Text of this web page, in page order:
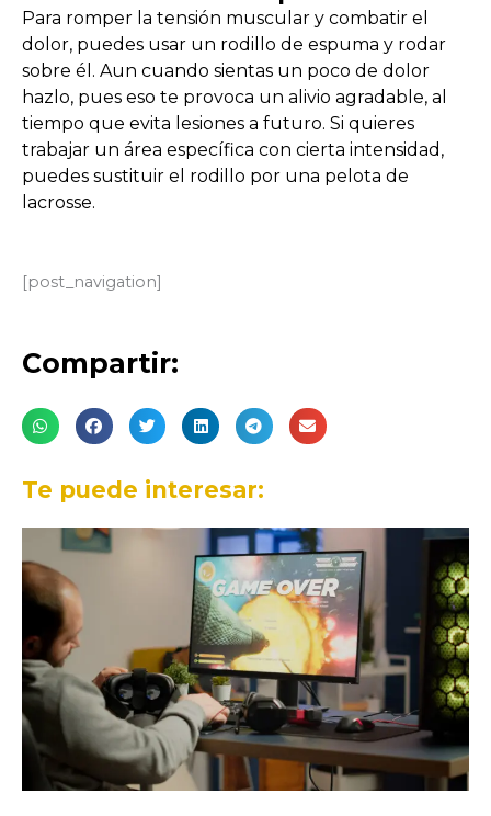
Para romper la tensión muscular y combatir el
dolor, puedes usar un rodillo de espuma y rodar
sobre él. Aun cuando sientas un poco de dolor
hazlo, pues eso te provoca un alivio agradable, al
tiempo que evita lesiones a futuro. Si quieres
trabajar un área específica con cierta intensidad,
puedes sustituir el rodillo por una pelota de
lacrosse.
[post_navigation]
Compartir:
Te puede interesar: